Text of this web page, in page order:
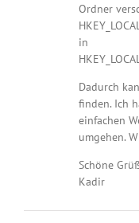
Ordner
in
Dadurch
finden. Ich
einfachen
umgehen.
Schöne
Kadir